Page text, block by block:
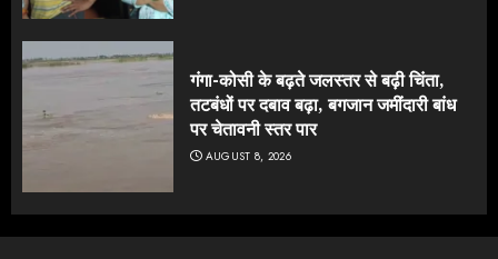
गंगा-कोसी के बढ़ते जलस्तर से बढ़ी चिंता,
तटबंधों पर दबाव बढ़ा, बगजान जमींदारी बांध
पर चेतावनी स्तर पार
AUGUST 8, 2026